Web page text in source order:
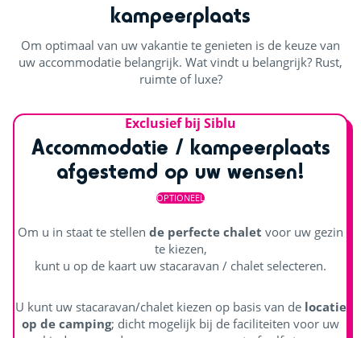
kampeerplaats
Om optimaal van uw vakantie te genieten is de keuze van
uw accommodatie belangrijk. Wat vindt u belangrijk? Rust,
ruimte of luxe?
Exclusief bij Siblu
Accommodatie / kampeerplaats
afgestemd op uw wensen!
OPTIONEEL
Om u in staat te stellen de perfecte chalet voor uw gezin
te kiezen,
kunt u op de kaart uw stacaravan / chalet selecteren.
U kunt uw stacaravan/chalet kiezen op basis van delocatie
op de camping; dicht mogelijk bij de faciliteiten voor uw